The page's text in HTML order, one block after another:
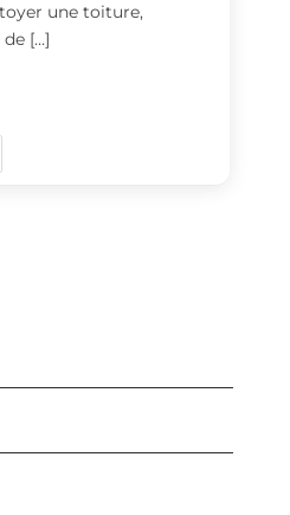
une toiture,
[…]